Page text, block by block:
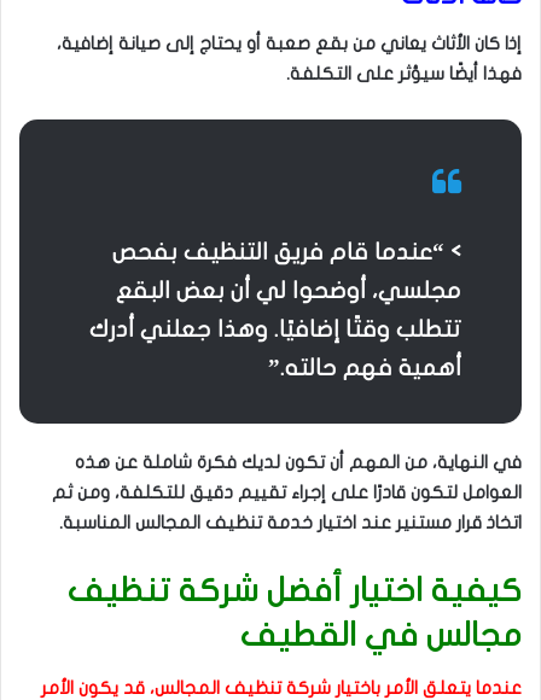
إذا كان الأثاث يعاني من بقع صعبة أو يحتاج إلى صيانة إضافية،
فهذا أيضًا سيؤثر على التكلفة.
> “عندما قام فريق التنظيف بفحص
مجلسي، أوضحوا لي أن بعض البقع
تتطلب وقتًا إضافيًا. وهذا جعلني أدرك
أهمية فهم حالته.”
في النهاية، من المهم أن تكون لديك فكرة شاملة عن هذه
العوامل لتكون قادرًا على إجراء تقييم دقيق للتكلفة، ومن ثم
اتخاذ قرار مستنير عند اختيار خدمة تنظيف المجالس المناسبة.
كيفية اختيار أفضل شركة تنظيف
مجالس في القطيف
عندما يتعلق الأمر باختيار شركة تنظيف المجالس، قد يكون الأمر